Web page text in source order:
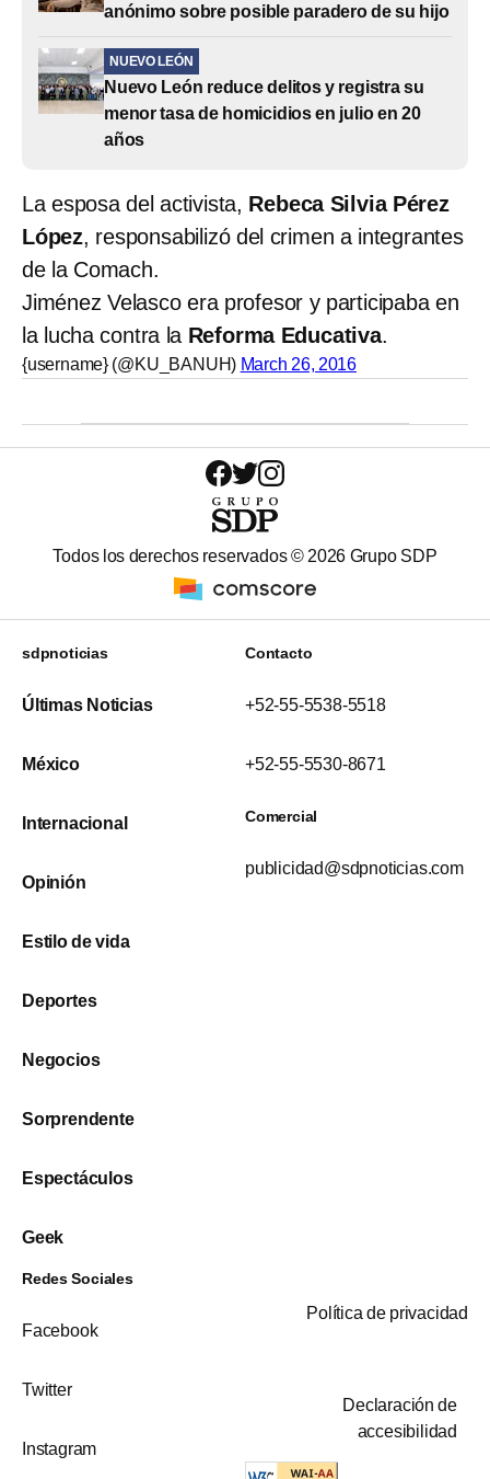
anónimo sobre posible paradero de su hijo
NUEVO LEÓN
Nuevo León reduce delitos y registra su
menor tasa de homicidios en julio en 20
años
La esposa del activista, Rebeca Silvia Pérez
López, responsabilizó del crimen a integrantes
de la Comach.
Jiménez Velasco era profesor y participaba en
la lucha contra la Reforma Educativa.
{username} (@KU_BANUH) March 26, 2016
Todos los derechos reservados © 2026 Grupo SDP
sdpnoticias
Últimas Noticias
México
Internacional
Opinión
Estilo de vida
Deportes
Negocios
Sorprendente
Espectáculos
Geek
Contacto
+52-55-5538-5518
+52-55-5530-8671
Comercial
publicidad@sdpnoticias.com
Redes Sociales
Facebook
Twitter
Instagram
Política de privacidad
Declaración de
accesibilidad